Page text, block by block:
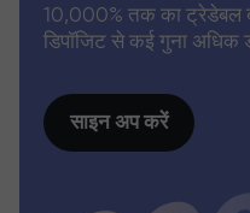
10,000% तक का ट्रेडेबल
डिपॉजिट से कई गुना
साइन अप करें